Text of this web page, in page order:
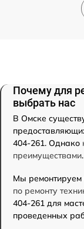
Почему для
выбрать нас
В Омске
404-261. Однако
преимуществами.
Мы ремонтируем
по ремонту
404-261 для
проведенных